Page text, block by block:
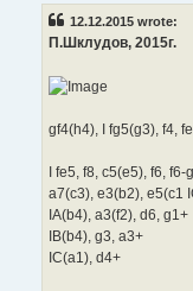
12.12.2015 wrote:
П.Шклудов, 2015г.
gf4(h4), I fg5(g3), f4,
I fe5, f8, c5(e5), f6,
a7(c3), e3(b2), e5(c1
IA(b4), a3(f2), d6, g1+
IB(b4), g3, a3+
IC(a1), d4+